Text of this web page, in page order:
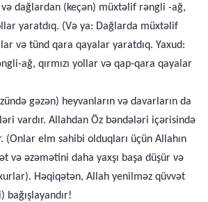
dağlardan (keçən) müxtəlif rəngli -ağ,
yaratdıq. (Və ya: Dağlarda müxtəlif
və tünd qara qayalar yaratdıq. Yaxud:
ağ, qırmızı yollar və qap-qara qayalar
gəzən) heyvanların və davarların da
vardır. Allahdan Öz bəndələri içərisində
(Onlar elm sahibi olduqları üçün Allahın
və əzəmətini daha yaxşı başa düşür və
Həqiqətən, Allah yenilməz qüvvət